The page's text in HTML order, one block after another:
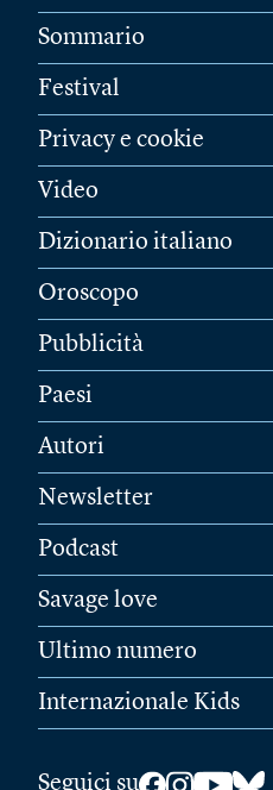
Sommario
Festival
Privacy e cookie
Video
Dizionario italiano
Oroscopo
Pubblicità
Paesi
Autori
Newsletter
Podcast
Savage love
Ultimo numero
Internazionale Kids
Seguici su